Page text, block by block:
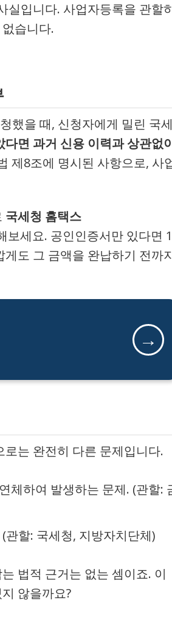
실입니다. 사업자등록을 관할
습니다.
했을 때, 신청자에게 밀린 국
면 과거 신용 이력과 상관없
제8조에 명시된 사항으로, 사
국세청 홈택스
보세요. 공인인증서만 있다면 1
도 그 금액을 완납하기 전까
→
는 완전히 다른 문제입니다.
체하여 발생하는 문제. (관할:
할: 국세청, 지방자치단체)
법적 근거는 없는 셈이죠. 이
않을까요?